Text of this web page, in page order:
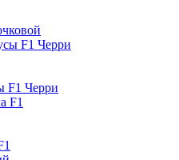
F1 Черри